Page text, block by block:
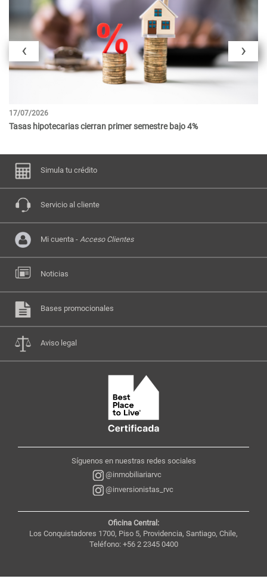
17/07/2026
Tasas hipotecarias cierran primer semestre bajo 4%
‹ ›
Simula tu crédito
Servicio al cliente
Mi cuenta - Acceso Clientes
Noticias
Bases promocionales
Aviso legal
Síguenos en nuestras redes sociales
@inmobiliariarvc
@inversionistas_rvc
Oficina Central:
Los Conquistadores 1700, Piso 5, Providencia, Santiago, Chile,
Teléfono: +56 2 2345 0400